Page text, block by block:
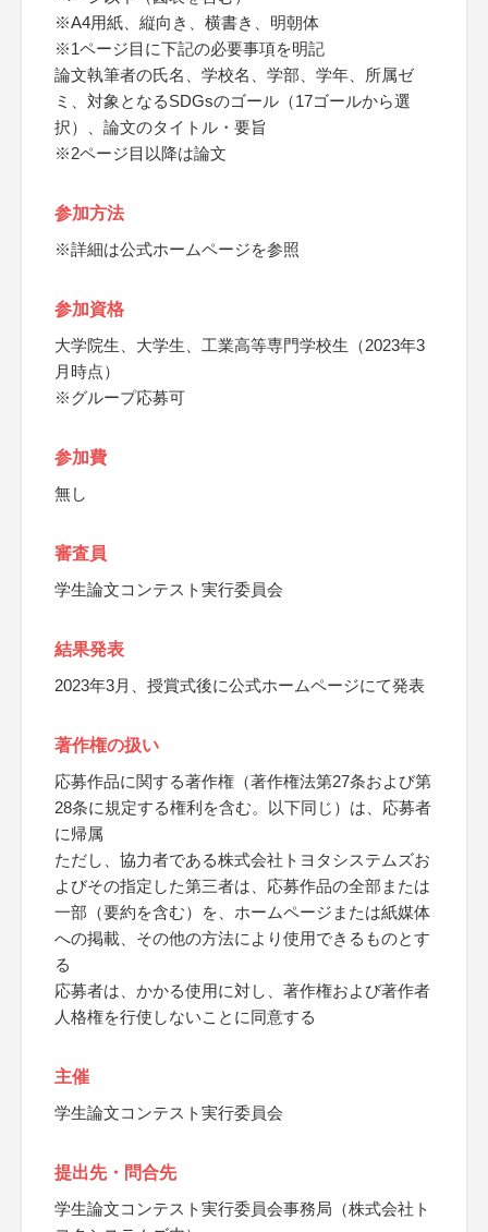
※A4用紙、縦向き、横書き、明朝体
※1ページ目に下記の必要事項を明記
論文執筆者の氏名、学校名、学部、学年、所属ゼ
ミ、対象となるSDGsのゴール（17ゴールから選
択）、論文のタイトル・要旨
※2ページ目以降は論文
参加方法
※詳細は公式ホームページを参照
参加資格
大学院生、大学生、工業高等専門学校生（2023年3
月時点）
※グループ応募可
参加費
無し
審査員
学生論文コンテスト実行委員会
結果発表
2023年3月、授賞式後に公式ホームページにて発表
著作権の扱い
応募作品に関する著作権（著作権法第27条および第
28条に規定する権利を含む。以下同じ）は、応募者
に帰属
ただし、協力者である株式会社トヨタシステムズお
よびその指定した第三者は、応募作品の全部または
一部（要約を含む）を、ホームページまたは紙媒体
への掲載、その他の方法により使用できるものとす
る
応募者は、かかる使用に対し、著作権および著作者
人格権を行使しないことに同意する
主催
学生論文コンテスト実行委員会
提出先・問合先
学生論文コンテスト実行委員会事務局（株式会社ト